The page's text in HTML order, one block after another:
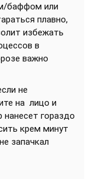
баффом или
плавно,
избежать
в
важно
не
на лицо и
гораздо
крем минут
запачкал